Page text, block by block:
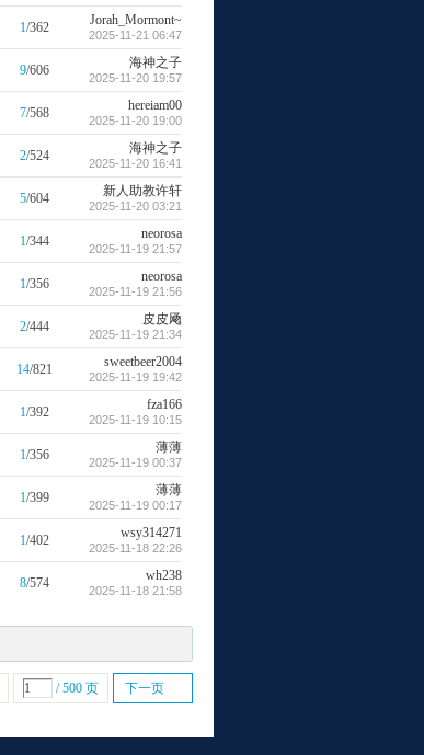
1/362 Jorah_Mormont~
2025-11-21 06:47
9/606 海神之子
2025-11-20 19:57
7/568 hereiam00
2025-11-20 19:00
2/524 海神之子
2025-11-20 16:41
5/604 新人助教许轩
2025-11-20 03:21
1/344 neorosa
2025-11-19 21:57
1/356 neorosa
2025-11-19 21:56
2/444 皮皮飏
2025-11-19 21:34
14/821 sweetbeer2004
2025-11-19 19:42
1/392 fza166
2025-11-19 10:15
1/356 薄薄
2025-11-19 00:37
1/399 薄薄
2025-11-19 00:17
1/402 wsy314271
2025-11-18 22:26
8/574 wh238
2025-11-18 21:58
/ 500 页 下一页